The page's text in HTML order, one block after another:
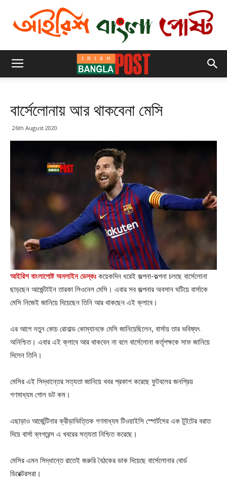
বার্সেলোনায় আর থাকবেনা মেসি
26th August 2020
আইরিশ বাংলাপোষ্ট অনলাইন ডেস্কঃ কয়েকদিন ধরেই জল্পনা-কল্পনা চলছে বার্সেলোনা
ছাড়ছেন আর্জেন্টাইন তারকা লিওনেল মেসি। এবার সব জল্পনার অবসান ঘটিয়ে বার্সাকে
মেসি নিজেই জানিয়ে দিয়েছেন তিনি আর থাকছেন এই ক্লাবে।
এর আগে নতুন কোচ রোনাল্ড কোম্যানকে মেসি জানিয়েছিলেন, বার্সায় তার ভবিষ্যৎ
অনিশ্চিত। এবার এই ক্লাবে আর থাকবেন না বলে বার্সেলোনা কর্তৃপক্ষকে সাফ জানিয়ে
দিলেন তিনি।
মেসির এই সিদ্ধান্তের সত্যতা জানিয়ে খবর প্রকাশ করেছে ফুটবলের জনপ্রিয়
গণমাধ্যম গোল ডট কম।
এছাড়াও আর্জেন্টিনার ক্রীড়াভিত্তিক গণমাধ্যম টিওয়াইসি স্পোর্টসের এক টুইটের বরাত
দিয়ে বার্সা ব্লগরেন্স এ খবরের সত্যতা নিশ্চিত করেছে।
মেসির এমন সিদ্ধান্তে রাতেই জরুরি বৈঠকের ডাক দিয়েছে বার্সেলোনার বোর্ড
ডিরেক্টরসরা।